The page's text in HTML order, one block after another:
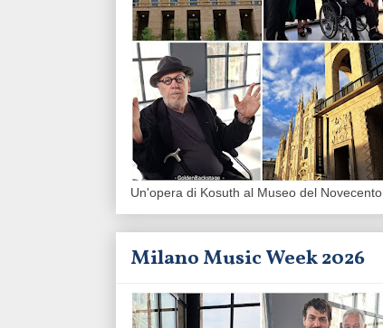
Un'opera di Kosuth al Museo del Novecento
Milano Music Week 2026